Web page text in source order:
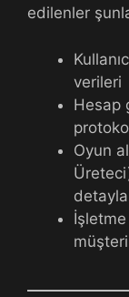
edilenler
verileri
Hesap
Oyun